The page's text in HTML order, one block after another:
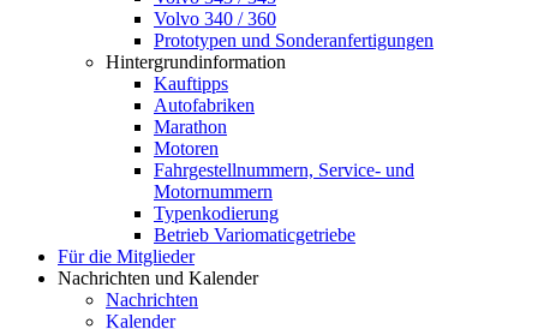
Volvo 340 / 360
Prototypen und Sonderanfertigungen
Hintergrundinformation
Kauftipps
Autofabriken
Marathon
Motoren
Fahrgestellnummern, Service- und
Motornummern
Typenkodierung
Betrieb Variomaticgetriebe
Für die Mitglieder
Nachrichten und Kalender
Nachrichten
Kalender